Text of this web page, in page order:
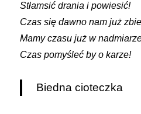
Stłamsić drania i powiesić!
Czas się dawno nam już
Mamy czasu już w
Czas pomyśleć by o karze!
Biedna cioteczka